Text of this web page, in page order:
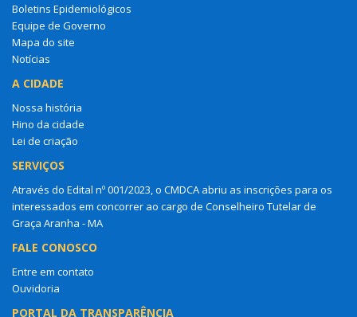
Boletins Epidemiológicos
Equipe de Governo
Mapa do site
Notícias
A CIDADE
Nossa história
Hino da cidade
Lei de criação
SERVIÇOS
Através do Edital nº 001/2023, o CMDCA abriu as inscrições para os
interessados em concorrer ao cargo de Conselheiro Tutelar de
Graça Aranha - MA
FALE CONOSCO
Entre em contato
Ouvidoria
PORTAL DA TRANSPARÊNCIA